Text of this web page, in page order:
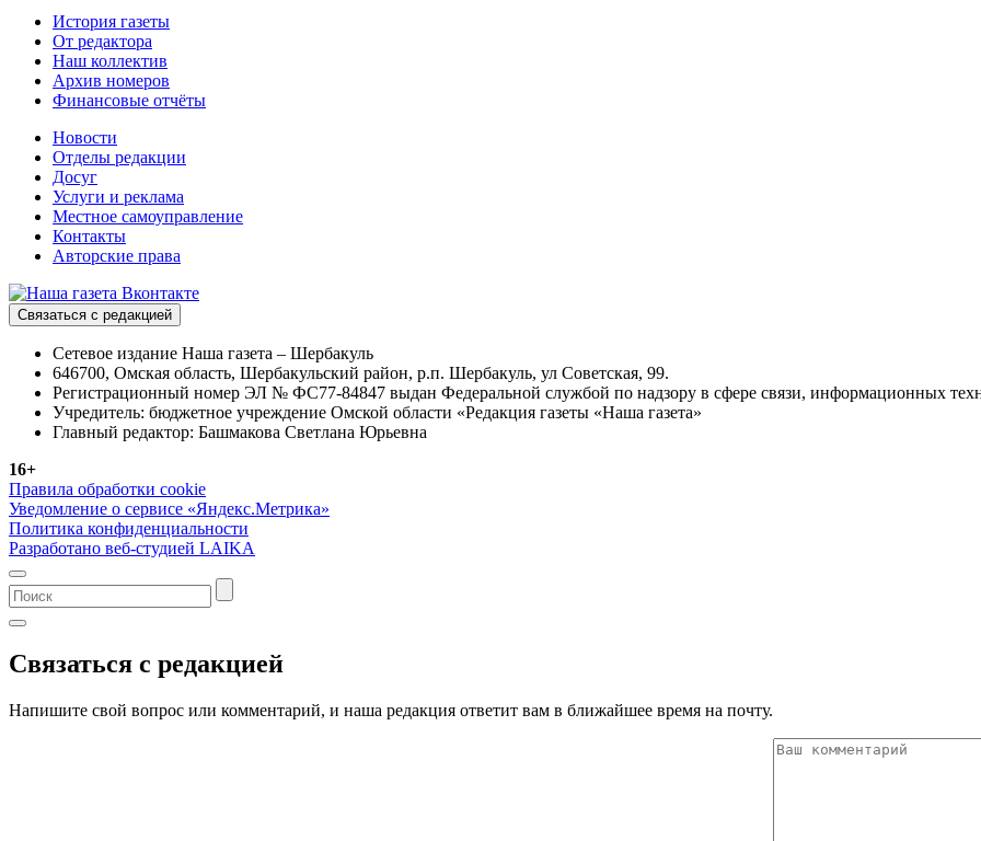
История газеты
От редактора
Наш коллектив
Архив номеров
Финансовые отчёты
Новости
Отделы редакции
Досуг
Услуги и реклама
Местное самоуправление
Контакты
Авторские права
Связаться с редакцией
Сетевое издание Наша газета – Шербакуль
646700, Омская область, Шербакульский район, р.п. Шербакуль, ул Советская, 99.
Регистрационный номер ЭЛ № ФС77-84847 выдан Федеральной службой по надзору в сфере связи, информационных
Учредитель: бюджетное учреждение Омской области «Редакция газеты «Наша газета»
Главный редактор: Башмакова Светлана Юрьевна
16+
Правила обработки cookie
Уведомление о сервисе «Яндекс.Метрика»
Политика конфиденциальности
Разработано веб-студией LAIKA
Связаться с редакцией
Напишите свой вопрос или комментарий, и наша редакция ответит вам в ближайшее время на почту.